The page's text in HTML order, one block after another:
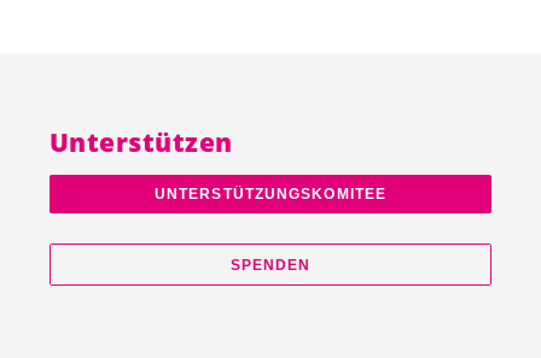
Unterstützen
UNTERSTÜTZUNGSKOMITEE
SPENDEN